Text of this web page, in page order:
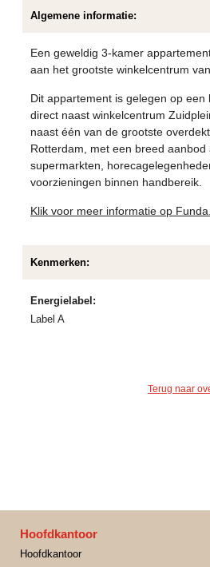
Algemene informatie:
Een geweldig 3-kamer
aan het grootste winkelcentrum
Dit appartement is gelegen op een
direct naast winkelcentrum
naast één van de grootste
Rotterdam, met een breed aanbod
supermarkten,
voorzieningen binnen handbereik.
Klik voor meer informatie op Funda.
Kenmerken:
Energielabel:
Label A
Terug naar
Hoofdkantoor
Hoofdkantoor